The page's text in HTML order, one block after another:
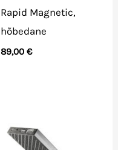
Rapid Magnetic,
hõbedane
89,00€